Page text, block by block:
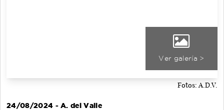
Ver galería >
Fotos: A.D.V.
24/08/2024 - A. del Valle